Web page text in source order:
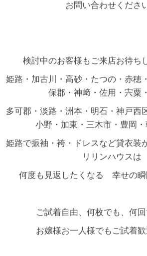
お問い合わせくださ
検討中のお客様もご来店お待ち
姫路・加古川・高砂・たつの・赤穂
保郡・神﨑・佐用・宍粟
多可郡・淡路・洲本・明石・神戸西
小野・加東・三木市・豊岡
姫路で振袖・袴・ドレスなど貸衣装
リリンハウスは
何度も見返したくなる 幸せの瞬
ご試着自由、何枚でも、何回
お嬢様お一人様でもご試着